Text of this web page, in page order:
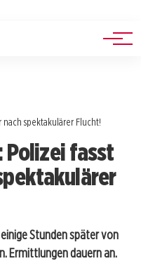
nach spektakulärer Flucht!
Polizei fasst
Stunden später von
Ermittlungen dauern an.